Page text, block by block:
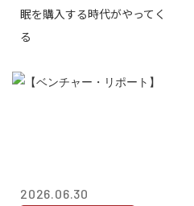
眠を購入する時代がやってく
る
2026.06.30